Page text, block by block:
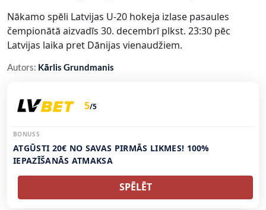
Nākamo spēli Latvijas U-20 hokeja izlase pasaules
čempionātā aizvadīs 30. decembrī plkst. 23:30 pēc
Latvijas laika pret Dānijas vienaudžiem.
Autors: Kārlis Grundmanis
5/5
BONUSS
ATGŪSTI 20€ NO SAVAS PIRMĀS LIKMES! 100%
IEPAZĪŠANĀS ATMAKSA
SPĒLĒT